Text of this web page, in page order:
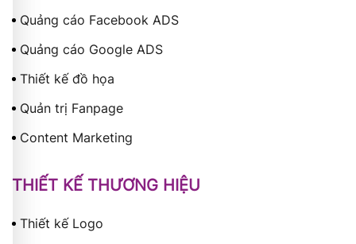
Quảng cáo Facebook ADS
Quảng cáo Google ADS
Thiết kế đồ họa
Quản trị Fanpage
Content Marketing
THIẾT KẾ THƯƠNG HIỆU
Thiết kế Logo